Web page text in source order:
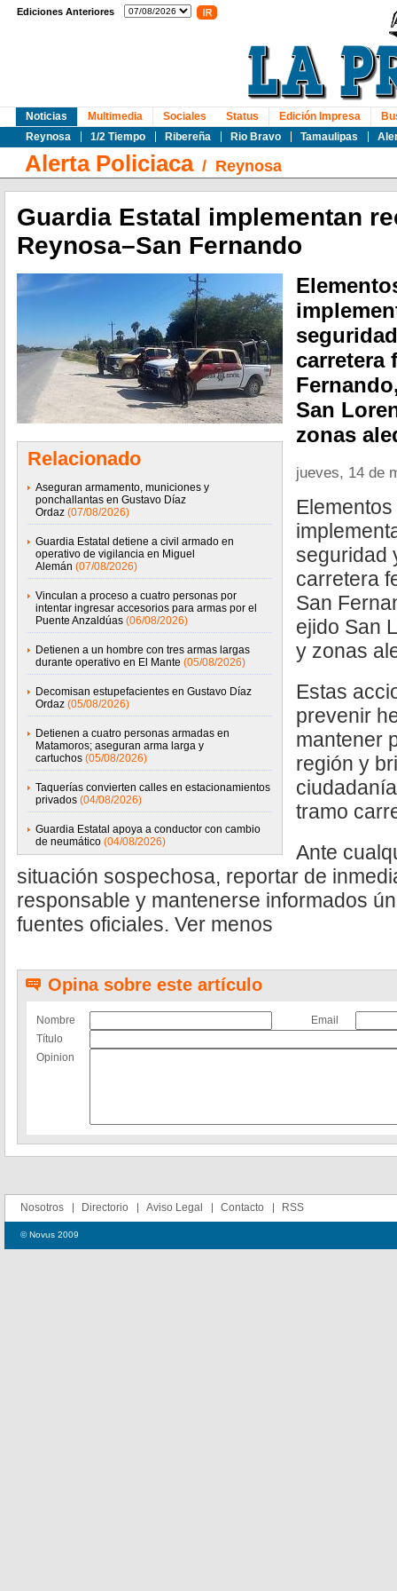
Ediciones Anteriores
Noticias
Reynosa
1/2 Tiempo Ribereña Rio Bravo Tamaulipas
Multimedia Sociales Status Edición Impresa
Alerta Policiaca/ Reynosa
Guardia Estatal implementan
Reynosa–San Fernando
Relacionado
Aseguran armamento, municiones y
ponchallantas en Gustavo Díaz
Ordaz (07/08/2026)
Guardia Estatal detiene a civil armado en
operativo de vigilancia en Miguel
Alemán (07/08/2026)
Vinculan a proceso a cuatro personas por
intentar ingresar accesorios para armas por el
Puente Anzaldúas (06/08/2026)
Detienen a un hombre con tres armas largas
durante operativo en El Mante (05/08/2026)
Decomisan estupefacientes en Gustavo Díaz
Ordaz (05/08/2026)
Detienen a cuatro personas armadas en
Matamoros; aseguran arma larga y
cartuchos (05/08/2026)
Taquerías convierten calles en estacionamientos
privados (04/08/2026)
Guardia Estatal apoya a conductor con cambio
de neumático (04/08/2026)
carretera
San
zonas
jueves, 14 de
seguridad
carretera
San
ejido San
y zonas
Estas
prevenir
mantener
región y
tramo
Ante
situación sospechosa, reportar de
responsable y mantenerse informados
fuentes oficiales. Ver menos
Opina sobre este artículo
Nombre
Email
Título
Opinion
Nosotros Directorio Aviso Legal Contacto RSS
© Novus 2009